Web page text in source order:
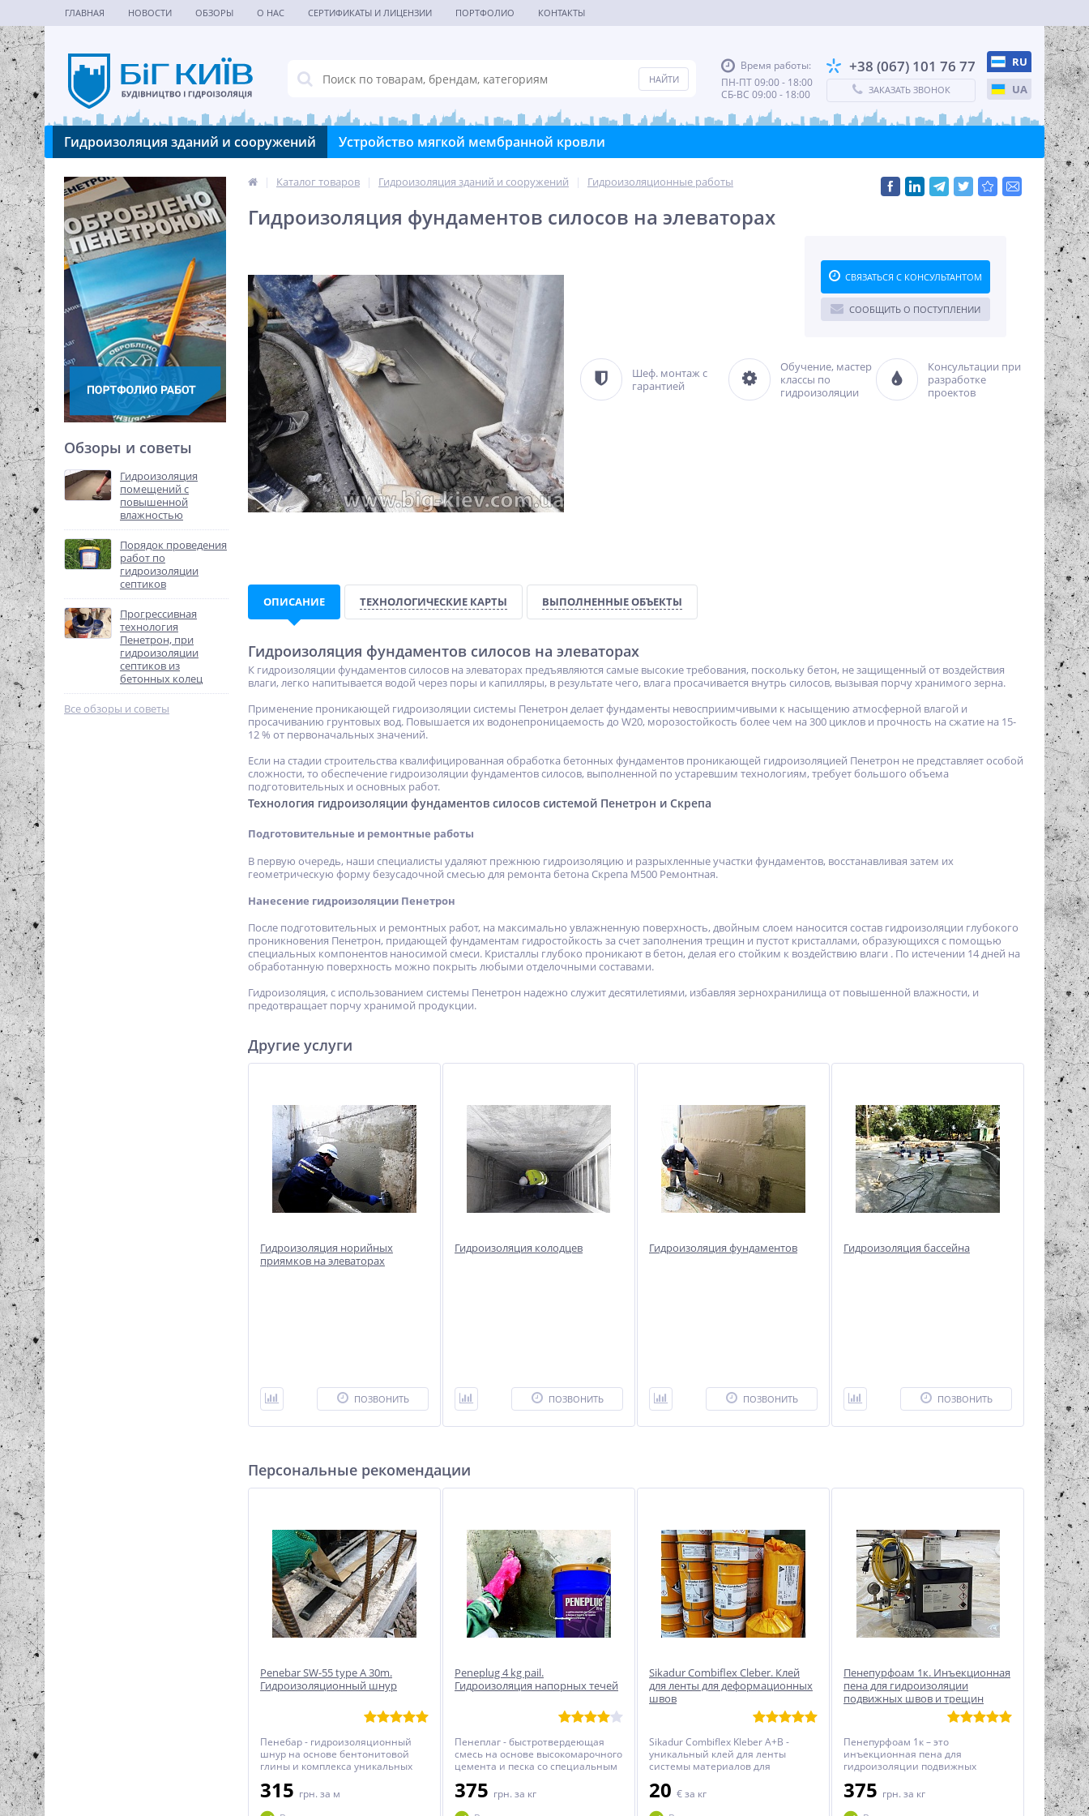
ГЛАВНАЯ НОВОСТИ ОБЗОРЫ О НАС СЕРТИФИКАТЫ И ЛИЦЕНЗИИ ПОРТФОЛИО КОНТАКТЫ
Время работы:
ПН-ПТ 09:00 - 18:00
СБ-ВС 09:00 - 18:00
+38 (067) 101 76 77
ЗАКАЗАТЬ ЗВОНОК
RU
UA
Гидроизоляция зданий и сооружений Устройство мягкой мембранной кровли
Обзоры и советы
Гидроизоляция
помещений с
повышенной
влажностью
Порядок проведения
работ по
гидроизоляции
септиков
Прогрессивная
технология
Пенетрон, при
гидроизоляции
септиков из
бетонных колец
Все обзоры и советы
| Каталог товаров | Гидроизоляция зданий и сооружений | Гидроизоляционные работы
Гидроизоляция фундаментов силосов на элеваторах
СВЯЗАТЬСЯ С КОНСУЛЬТАНТОМ
СООБЩИТЬ О ПОСТУПЛЕНИИ
Шеф. монтаж с
гарантией
Обучение, мастер
классы по
гидроизоляции
Консультации при
разработке
проектов
ОПИСАНИЕ ТЕХНОЛОГИЧЕСКИЕ КАРТЫ ВЫПОЛНЕННЫЕ ОБЪЕКТЫ
Гидроизоляция фундаментов силосов на элеваторах
К гидроизоляции фундаментов силосов на элеваторах предъявляются самые высокие требования, поскольку бетон, не защищенный от воздействия
влаги, легко напитывается водой через поры и капилляры, в результате чего, влага просачивается внутрь силосов, вызывая порчу хранимого зерна.
Применение проникающей гидроизоляции системы Пенетрон делает фундаменты невосприимчивыми к насыщению атмосферной влагой и
просачиванию грунтовых вод. Повышается их водонепроницаемость до W20, морозостойкость более чем на 300 циклов и прочность на сжатие на 15-
12 % от первоначальных значений.
Если на стадии строительства квалифицированная обработка бетонных фундаментов проникающей гидроизоляцией Пенетрон не представляет особой
сложности, то обеспечение гидроизоляции фундаментов силосов, выполненной по устаревшим технологиям, требует большого объема
подготовительных и основных работ.
Технология гидроизоляции фундаментов силосов системой Пенетрон и Скрепа
Подготовительные и ремонтные работы
В первую очередь, наши специалисты удаляют прежнюю гидроизоляцию и разрыхленные участки фундаментов, восстанавливая затем их
геометрическую форму безусадочной смесью для ремонта бетона Скрепа М500 Ремонтная.
Нанесение гидроизоляции Пенетрон
После подготовительных и ремонтных работ, на максимально увлажненную поверхность, двойным слоем наносится состав гидроизоляции глубокого
проникновения Пенетрон, придающей фундаментам гидростойкость за счет заполнения трещин и пустот кристаллами, образующихся с помощью
специальных компонентов наносимой смеси. Кристаллы глубоко проникают в бетон, делая его стойким к воздействию влаги . По истечении 14 дней на
обработанную поверхность можно покрыть любыми отделочными составами.
Гидроизоляция, с использованием системы Пенетрон надежно служит десятилетиями, избавляя зернохранилища от повышенной влажности, и
предотвращает порчу хранимой продукции.
Другие услуги
Гидроизоляция норийных
приямков на элеваторах
ПОЗВОНИТЬ
Гидроизоляция колодцев
ПОЗВОНИТЬ
Гидроизоляция фундаментов
ПОЗВОНИТЬ
Гидроизоляция бассейна
ПОЗВОНИТЬ
Персональные рекомендации
Penebar SW-55 type A 30m.
Гидроизоляционный шнур
Пенебар - гидроизоляционный
шнур на основе бентонитовой
глины и комплекса уникальных
Применяется для герметизации
статический холодных или
315 грн. за м
Peneplug 4 kg pail.
Гидроизоляция напорных течей
Пенеплаг - быстротвердеющая
смесь на основе высокомарочного
цемента и песка со специальным
которые придают материалу
свойства схватываться от
375 грн. за кг
Sikadur Combiflex Cleber. Клей
для ленты для деформационных
швов
Sikadur Combiflex Kleber A+B -
уникальный клей для ленты
системы материалов для
швов в ответственных подземных
20 €за кг
Пенепурфоам 1к. Инъекционная
пена для гидроизоляции
подвижных швов и трещин
Пенепурфоам 1к – это
инъекционная пена для
гидроизоляции подвижных
Представленный материал
выполнен на основе
375 грн. за кг